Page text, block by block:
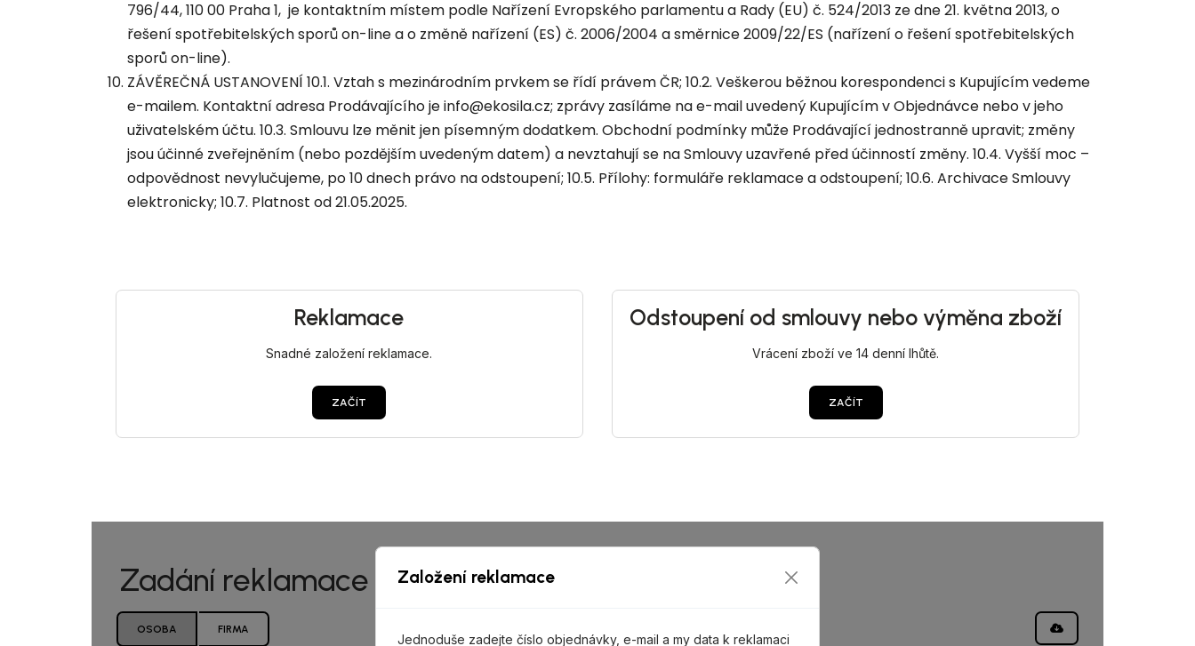
796/44, 110 00 Praha 1, je kontaktním místem podle Nařízení Evropského parlamentu a Rady (EU) č. 524/2013 ze dne 21. května 2013, o
řešení spotřebitelských sporů on-line a o změně nařízení (ES) č. 2006/2004 a směrnice 2009/22/ES (nařízení o řešení spotřebitelských
sporů on-line).
ZÁVĚREČNÁ USTANOVENÍ 10.1. Vztah s mezinárodním prvkem se řídí právem ČR; 10.2. Veškerou běžnou korespondenci s Kupujícím vedeme
e-mailem. Kontaktní adresa Prodávajícího je info@ekosila.cz; zprávy zasíláme na e-mail uvedený Kupujícím v Objednávce nebo v jeho
uživatelském účtu. 10.3. Smlouvu lze měnit jen písemným dodatkem. Obchodní podmínky může Prodávající jednostranně upravit; změny
jsou účinné zveřejněním (nebo pozdějším uvedeným datem) a nevztahují se na Smlouvy uzavřené před účinností změny. 10.4. Vyšší moc –
odpovědnost nevylučujeme, po 10 dnech právo na odstoupení; 10.5. Přílohy: formuláře reklamace a odstoupení; 10.6. Archivace Smlouvy
elektronicky; 10.7. Platnost od 21.05.2025.